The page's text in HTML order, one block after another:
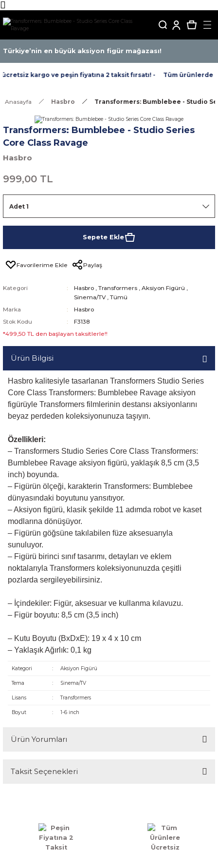
Türkiye’nin en büyük aksiyon figür mağazası!
kargo ve peşin fiyatına 2 taksit fırsatı! - Tüm ürünlerde
Anasayfa Hasbro Transformers: Bumblebee - Studio
Transformers: Bumblebee - Studio Series
Core Class Ravage
Hasbro
999,00 TL
Sepete Ekle
Paylaş
Kategori Hasbro , Transformers , Aksiyon Figürü ,
Sinema/TV , Tümü
Marka
Hasbro
Stok Kodu
F3138
*499,50 TL den başlayan taksitlerle!!
Ürün Bilgisi
Hasbro kalitesiyle tasarlanan Transformers Studio Series
Core Class Transformers: Bumblebee Ravage aksiyon
figürüyle Transformers filmlerinin destansı aksiyonlarını
beyaz perdeden koleksiyonunuza taşıyın.
Özellikleri:
– Transformers Studio Series Core Class Transformers:
Bumblebee Ravage aksiyon figürü, yaklaşık 8,5 cm (3,5
inch) boyunda.
– Figürün ölçeği, karakterin Transformers: Bumblebee
dünyasındaki boyutunu yansıtıyor.
– Aksiyon figürü, klasik şekilde 11 adımda robot ve kaset
modlarına dönüşüyor.
– Figürün göğsüne takılabilen füze aksesuarıyla
sunuluyor.
– Figürü birinci sınıf tasarımı, detayları ve eklem
noktalarıyla Transformers koleksiyonunuzda çeşitli
pozlarda sergileyebilirsiniz.
– İçindekiler: Figür, aksesuar ve kullanma kılavuzu.
– Figür boyutu: 8,5 cm (3,5 inch)
– Kutu Boyutu (BxDxE): 19 x 4 x 10 cm
– Yaklaşık Ağırlık: 0,1 kg
Kategori : Aksiyon Figürü
Tema : Sinema/TV
Lisans : Transformers
Boyut : 1-6 inch
Ürün Yorumları
Bu ürüne ilk yorumu siz yapın!
Taksit Seçenekleri